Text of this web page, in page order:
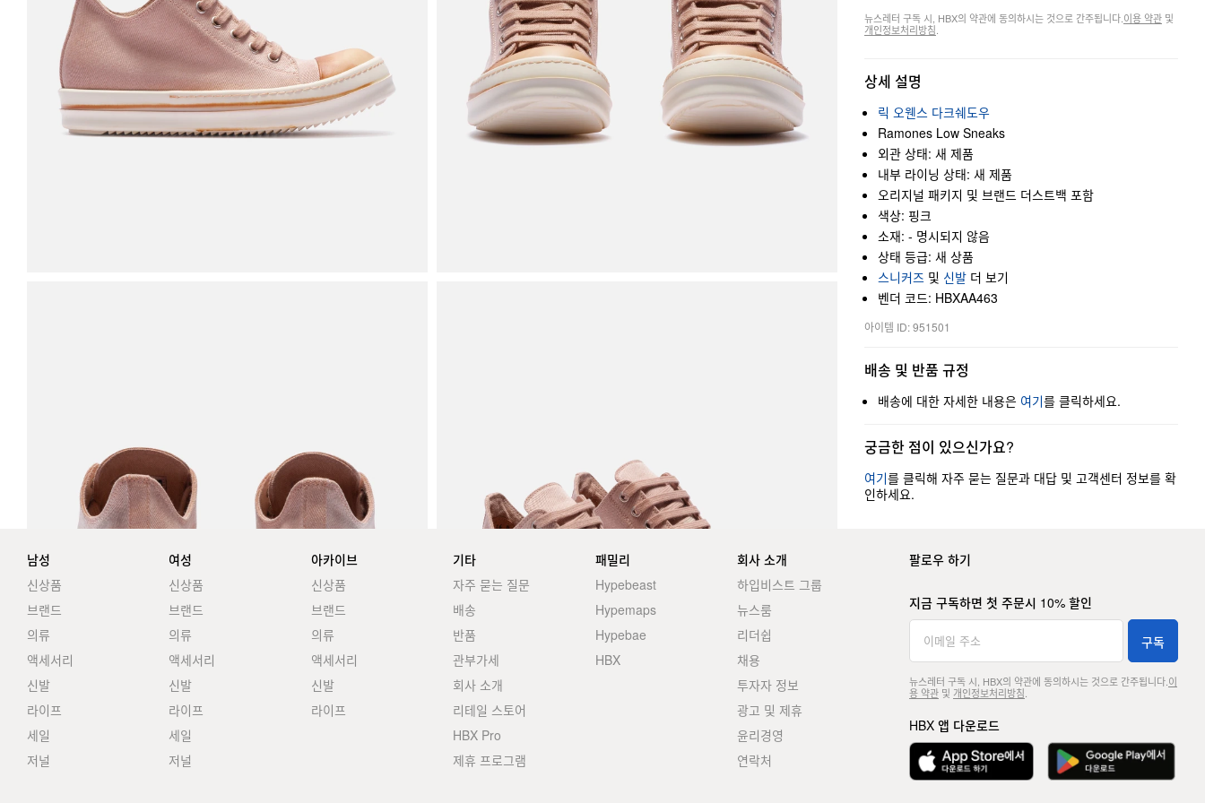
뉴스레터 구독 시, HBX의 약관에 동의하시는 것으로 간주됩니다. 이용 약관 및
개인정보처리방침
상세 설명
릭 오웬스 다크쉐도우
Ramones Low Sneaks
외관 상태: 새 제품
내부 라이닝 상태: 새 제품
오리지널 패키지 및 브랜드 더스트백 포함
색상: 핑크
소재: - 명시되지 않음
상태 등급: 새 상품
스니커즈 및 신발 더 보기
벤더 코드: HBXAA463
아이템 ID: 951501
배송 및 반품 규정
배송에 대한 자세한 내용은 여기를 클릭하세요.
궁금한 점이 있으신가요?
여기를 클릭해 자주 묻는 질문과 대답 및 고객센터 정보를 확
인하세요.
남성
신상품
브랜드
의류
액세서리
신발
라이프
세일
저널
여성
신상품
브랜드
의류
액세서리
신발
라이프
세일
저널
아카이브
신상품
브랜드
의류
액세서리
신발
라이프
기타
자주 묻는 질문
배송
반품
관부가세
회사 소개
리테일 스토어
HBX Pro
제휴 프로그램
패밀리
Hypebeast
Hypemaps
Hypebae
HBX
회사 소개
하입비스트 그룹
뉴스룸
리더쉽
채용
투자자 정보
광고 및 제휴
윤리경영
연락처
팔로우 하기
지금 구독하면 첫 주문시 10% 할인
구독
뉴스레터 구독 시, HBX의 약관에 동의하시는 것으로 간주됩니다. 이
용 약관및 개인정보처리방침
HBX 앱 다운로드